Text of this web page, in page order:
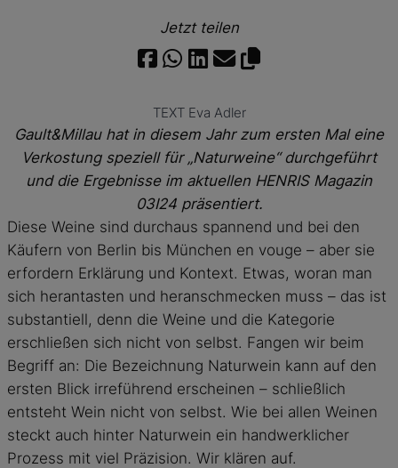
Jetzt teilen
TEXT Eva Adler
Gault&Millau hat in diesem Jahr zum ersten Mal eine
Verkostung speziell für „Naturweine“ durchgeführt
und die Ergebnisse im aktuellen HENRIS Magazin
03I24 präsentiert.
Diese Weine sind durchaus spannend und bei den
Käufern von Berlin bis München en vouge – aber sie
erfordern Erklärung und Kontext. Etwas, woran man
sich herantasten und heranschmecken muss – das ist
substantiell, denn die Weine und die Kategorie
erschließen sich nicht von selbst. Fangen wir beim
Begriff an: Die Bezeichnung Naturwein kann auf den
ersten Blick irreführend erscheinen – schließlich
entsteht Wein nicht von selbst. Wie bei allen Weinen
steckt auch hinter Naturwein ein handwerklicher
Prozess mit viel Präzision. Wir klären auf.